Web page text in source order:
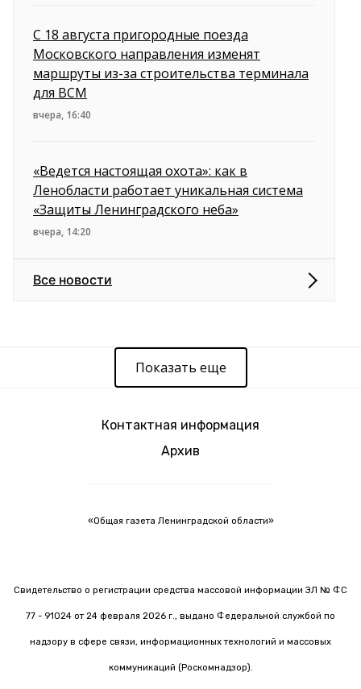
С 18 августа пригородные поезда
Московского направления изменят
маршруты из-за строительства терминала
для ВСМ
вчера, 16:40
«Ведется настоящая охота»: как в
Ленобласти работает уникальная система
«Защиты Ленинградского неба»
вчера, 14:20
Все новости
Показать еще
Контактная информация
Архив
«Общая газета Ленинградской области»
Свидетельство о регистрации средства массовой информации ЭЛ № ФС
77 - 91024 от 24 февраля 2026 г., выдано Федеральной службой по
надзору в сфере связи, информационных технологий и массовых
коммуникаций (Роскомнадзор).